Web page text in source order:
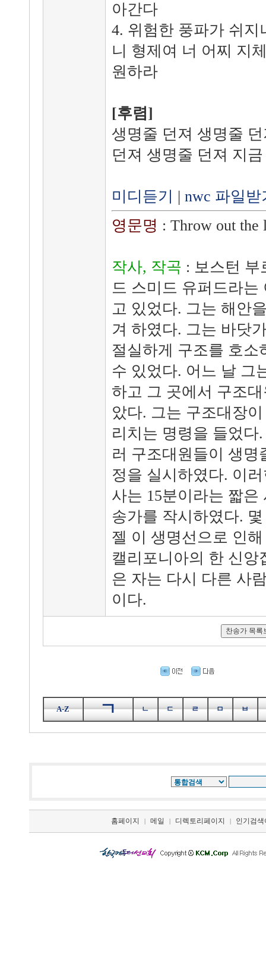
아간다
4. 위험한 풍파가 쉬
니 형제여 너 어찌 지
원하라
[후렴]
생명줄 던져 생명줄
던져 생명줄 던져 지
미디듣기 | nwc 파일받
영문명 : Throw out the
작사, 작곡 : 보스턴 부
드 스미드 유퍼드라는
고 있었다. 그는 해안
겨 하였다. 그는 바닷
절실하게 구조를 호소
수 있었다. 어느 날 그
하고 그 곳에서 구조
았다. 그는 구조대장
리치는 명령을 들었다
러 구조대원들이 생명
정을 실시하였다. 이
사는 15분이라는 짧
송가를 작시하였다.
젤 이 생명선으로 인
캘리포니아의 한 신앙
은 자는 다시 다른 사
이다.
A-Z ㄱ ㄴ ㄷ ㄹ ㅁ ㅂ
홈페이지 | 메일 | 디렉토리페이지 | 인기검색